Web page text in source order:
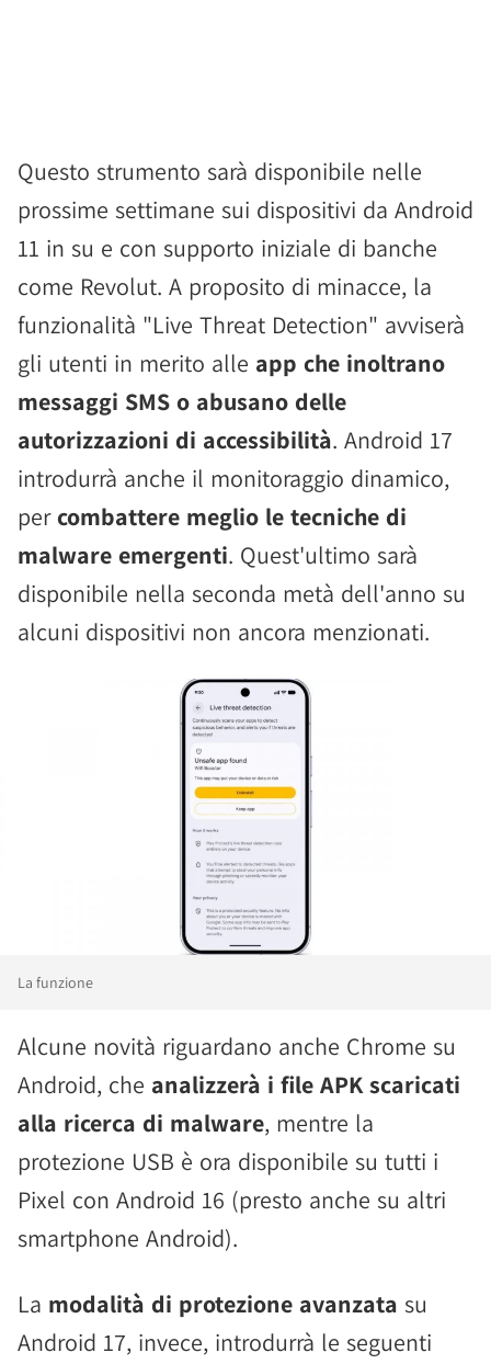
Questo strumento sarà disponibile nelle
prossime settimane sui dispositivi da Android
11 in su e con supporto iniziale di banche
come Revolut. A proposito di minacce, la
funzionalità "Live Threat Detection" avviserà
gli utenti in merito alle app che inoltrano
messaggi SMS o abusano delle
autorizzazioni di accessibilità. Android 17
introdurrà anche il monitoraggio dinamico,
percombattere meglio le tecniche di
malware emergenti. Quest'ultimo sarà
disponibile nella seconda metà dell'anno su
alcuni dispositivi non ancora menzionati.
La funzione
Alcune novità riguardano anche Chrome su
Android, che analizzerà i file APK scaricati
alla ricerca di malware, mentre la
protezione USB è ora disponibile su tutti i
Pixel con Android 16 (presto anche su altri
smartphone Android).
La modalità di protezione avanzata su
Android 17, invece, introdurrà le seguenti